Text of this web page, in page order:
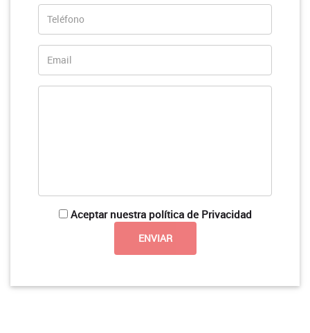
Aceptar nuestra política de Privacidad